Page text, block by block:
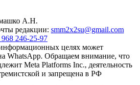
А.Н.
редакции: smm2x2su@gmail.com
246-25-97
целях может
WhatsApp. Обращаем внимание, что
Meta Platforms Inc., деятельность
и запрещена в РФ